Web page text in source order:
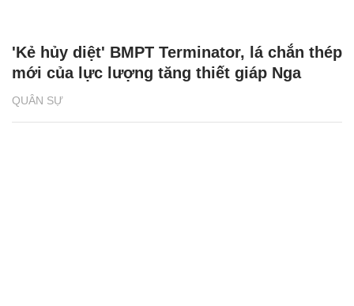
QUÂN SỰ
'Kẻ hủy diệt' BMPT Terminator, lá chắn thép
mới của lực lượng tăng thiết giáp Nga